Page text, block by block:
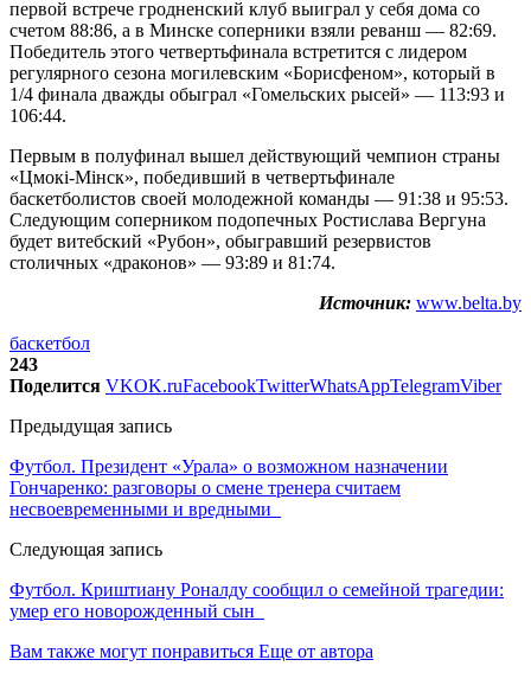
первой встрече гродненский клуб выиграл у себя дома со
счетом 88:86, а в Минске соперники взяли реванш — 82:69.
Победитель этого четвертьфинала встретится с лидером
регулярного сезона могилевским «Борисфеном», который в
1/4 финала дважды обыграл «Гомельских рысей» — 113:93 и
106:44.
Первым в полуфинал вышел действующий чемпион страны
«Цмокi-Мiнск», победивший в четвертьфинале
баскетболистов своей молодежной команды — 91:38 и 95:53.
Следующим соперником подопечных Ростислава Вергуна
будет витебский «Рубон», обыгравший резервистов
столичных «драконов» — 93:89 и 81:74.
Источник: www.belta.by
баскетбол
243
Поделится VKOK.ruFacebookTwitterWhatsAppTelegramViber
Предыдущая запись
Футбол. Президент «Урала» о возможном назначении
Гончаренко: разговоры о смене тренера считаем
несвоевременными и вредными
Следующая запись
Футбол. Криштиану Роналду сообщил о семейной трагедии:
умер его новорожденный сын
Вам также могут понравиться Еще от автора